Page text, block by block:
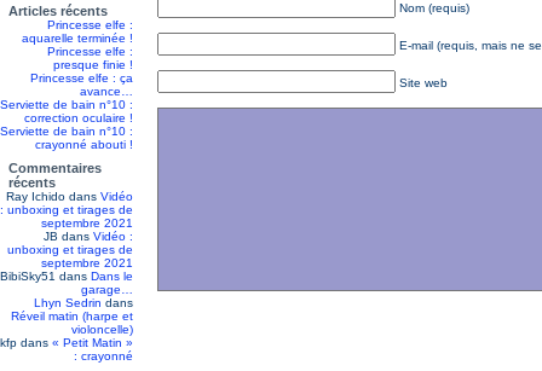
Articles récents
Princesse elfe :
aquarelle terminée !
Princesse elfe :
presque finie !
Princesse elfe : ça
avance…
Serviette de bain n°10 :
correction oculaire !
Serviette de bain n°10 :
crayonné abouti !
Commentaires
récents
Ray Ichido dans Vidéo
: unboxing et tirages de
septembre 2021
JB dans Vidéo :
unboxing et tirages de
septembre 2021
BibiSky51 dans Dans le
garage…
Lhyn Sedrin dans
Réveil matin (harpe et
violoncelle)
kfp dans « Petit Matin »
: crayonné
Nom (requis)
E-mail (requis, mais ne
Site web